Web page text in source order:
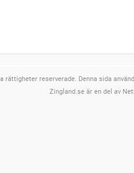
rättigheter reserverade. Denna sida
Zingland.se är en del av